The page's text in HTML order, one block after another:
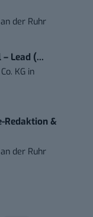
der Ruhr
Lead (...
KG in
&
der Ruhr